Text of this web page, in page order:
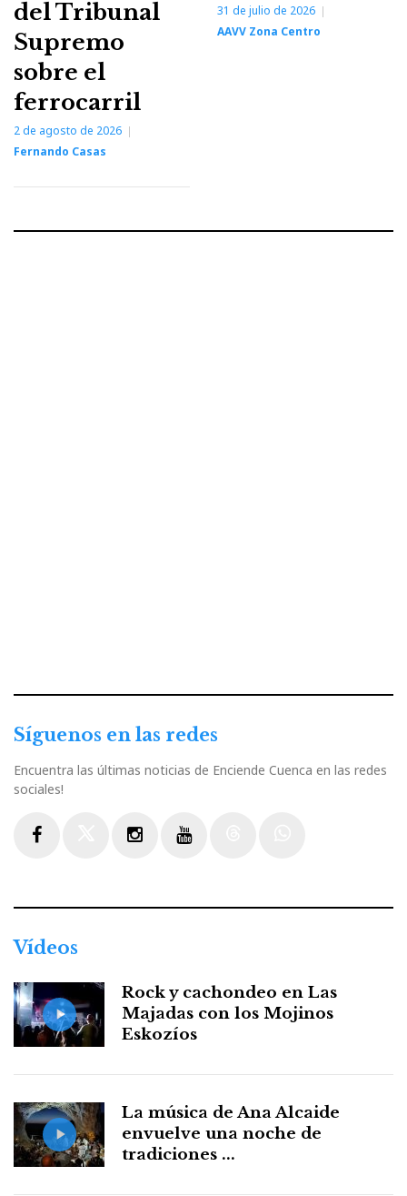
del Tribunal
Supremo
sobre el
ferrocarril
2 de agosto de 2026
Fernando Casas
31 de julio de 2026
AAVV Zona Centro
Síguenos en las redes
Encuentra las últimas noticias de Enciende Cuenca en las redes
sociales!
Vídeos
Rock y cachondeo en Las
Majadas con los Mojinos
Eskozíos
La música de Ana Alcaide
envuelve una noche de
tradiciones ...